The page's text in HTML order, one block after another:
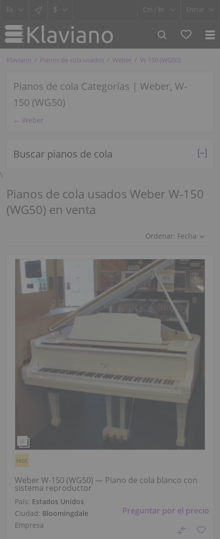
$ Cm / In Entrar
Klaviano Pianos de cola usados Weber W-150 (WG50)
Pianos de cola Categorías | Weber, W-
150 (WG50)
← Weber
Buscar pianos de cola
\
Pianos de cola usados Weber W-150
(WG50) en venta
Ordenar: Fecha
Preguntar por el precio
Hot
Weber W-150 (WG50) — Piano de cola blanco con
sistema reproductor
País: Estados Unidos
Ciudad: Bloomingdale
Empresa